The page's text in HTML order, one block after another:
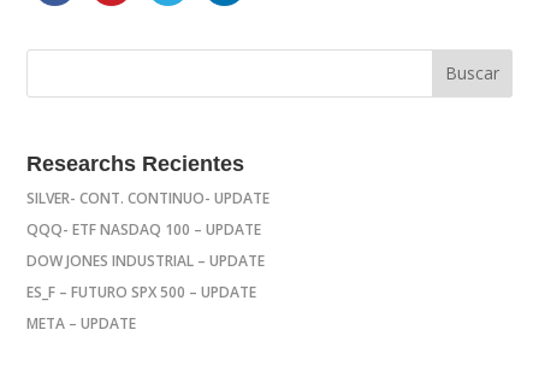
Researchs Recientes
SILVER- CONT. CONTINUO- UPDATE
QQQ- ETF NASDAQ 100 – UPDATE
DOW JONES INDUSTRIAL – UPDATE
ES_F – FUTURO SPX 500 – UPDATE
META – UPDATE